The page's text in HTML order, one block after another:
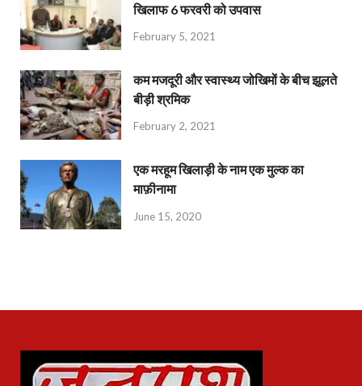
खिलाफ 6 फरवरी को उपवास
February 5, 2021
कम मजदूरी और स्वास्थ्य जोखिमों के बीच झूलते
बीड़ी श्रमिक
February 2, 2021
एक मरहूम खिलाड़ी के नाम एक मुल्क का
माफ़ीनामा
June 15, 2020